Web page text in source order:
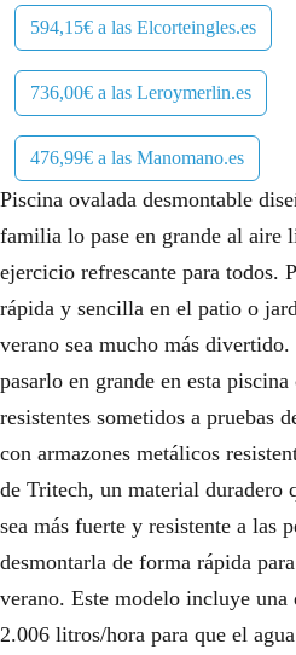
594,15€ a las Elcorteingles.es
736,00€ a las Leroymerlin.es
476,99€ a las Manomano.es
Piscina ovalada desmontable
familia lo pase en grande al aire
ejercicio refrescante para todos.
rápida y sencilla en el patio o
verano sea mucho más
pasarlo en grande en esta
resistentes sometidos a pruebas
con armazones metálicos
de Tritech, un material duradero
sea más fuerte y resistente a las
desmontarla de forma rápida
verano. Este modelo incluye una
2.006 litros/hora para que el